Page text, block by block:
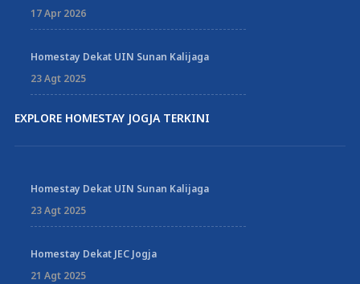
17 Apr 2026
Homestay Dekat UIN Sunan Kalijaga
23 Agt 2025
EXPLORE HOMESTAY JOGJA TERKINI
Homestay Dekat UIN Sunan Kalijaga
23 Agt 2025
Homestay Dekat JEC Jogja
21 Agt 2025